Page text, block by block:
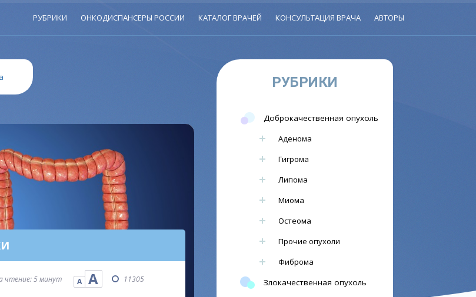
РУБРИКИ ОНКОДИСПАНСЕРЫ РОССИИ КАТАЛОГ ВРАЧЕЙ КОНСУЛЬТАЦИЯ ВРАЧА АВТОРЫ
чтение: 5 минут А А 11305
РУБРИКИ
Доброкачественная опухоль
Аденома
Гигрома
Липома
Миома
Остеома
Прочие опухоли
Фиброма
Злокачественная опухоль